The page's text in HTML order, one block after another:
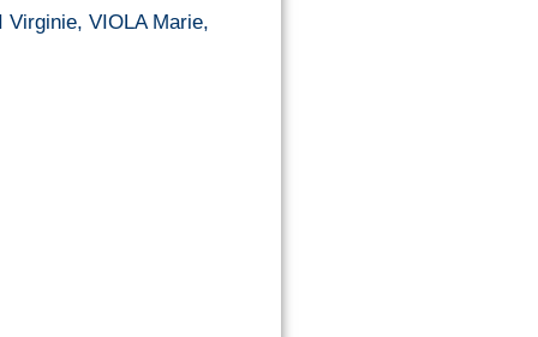
Virginie, VIOLA Marie,